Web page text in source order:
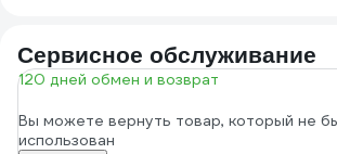
Сервисное обслуживание
120 дней обмен и возврат
Вы можете вернуть товар, который не
использован